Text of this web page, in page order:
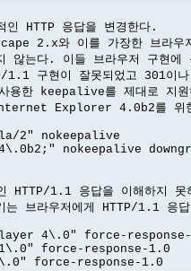
인 HTTP 응답을 변경한다.
2.x와 이를 가장한 브라우
않는다. 이들 브라우저 구현에
1.1 구현이 잘못되었고 301이
용한 keepalive를 제대로 지원
Explorer 4.0b2를 위
2" nokeepalive
4\.0b2;" nokeepalive
HTTP/1.1 응답을 이해하지 못
브라우저에게 HTTP/1.1 응
4\.0" force-
1\.0" force-response-1.0
force-response-1.0